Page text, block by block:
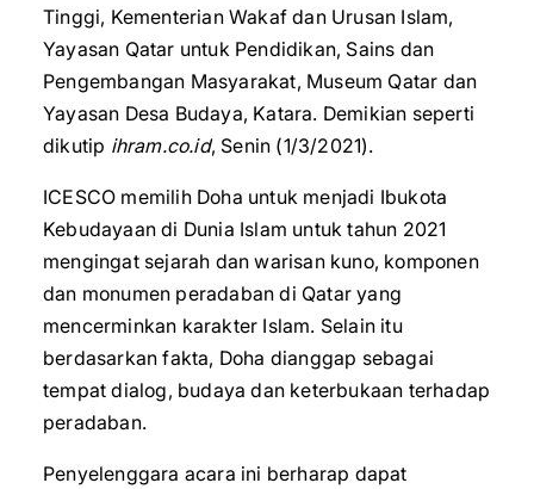
Tinggi, Kementerian Wakaf dan Urusan Islam,
Yayasan Qatar untuk Pendidikan, Sains dan
Pengembangan Masyarakat, Museum Qatar dan
Yayasan Desa Budaya, Katara. Demikian seperti
dikutip ihram.co.id, Senin (1/3/2021).
ICESCO memilih Doha untuk menjadi Ibukota
Kebudayaan di Dunia Islam untuk tahun 2021
mengingat sejarah dan warisan kuno, komponen
dan monumen peradaban di Qatar yang
mencerminkan karakter Islam. Selain itu
berdasarkan fakta, Doha dianggap sebagai
tempat dialog, budaya dan keterbukaan terhadap
peradaban.
Penyelenggara acara ini berharap dapat